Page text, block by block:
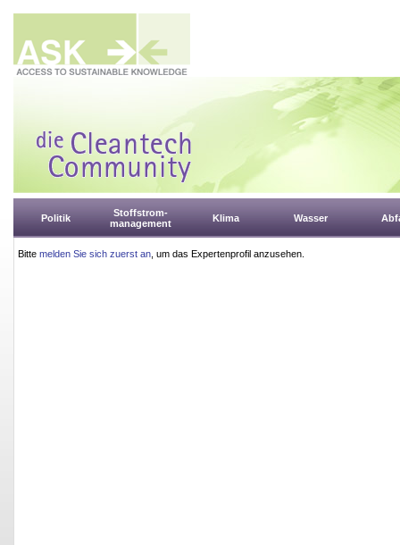
Politik
Stoffstrom-
management
Klima Wasser
Bitte melden Sie sich zuerst an , um das Expertenprofil anzusehen.